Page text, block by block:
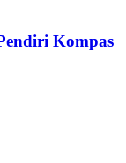
Kompas